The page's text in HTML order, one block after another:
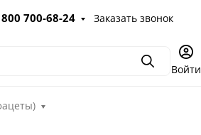
700-68-24 Заказать звонок
ПоискВойти